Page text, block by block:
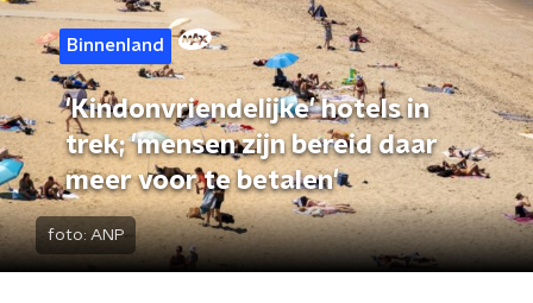
Binnenland
'Kindonvriendelijke' hotels in
trek; 'mensen zijn bereid daar
meer voor te betalen'
foto: ANP